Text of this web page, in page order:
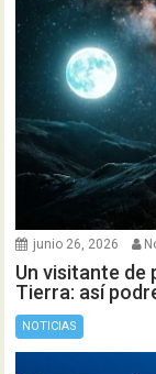
junio 26, 2026
Un visitante de
Tierra: así
NOTICIAS